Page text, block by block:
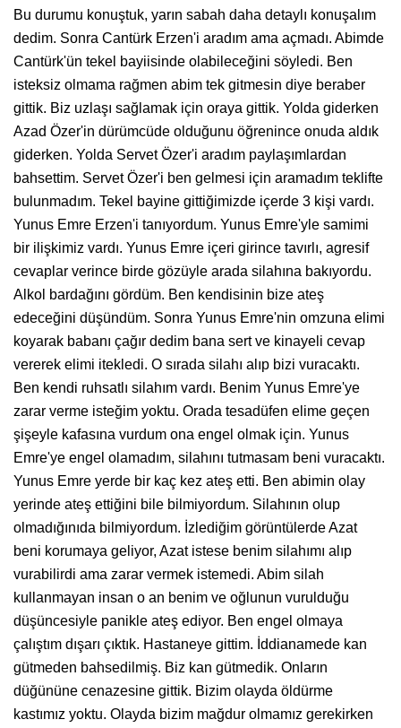
Bu durumu konuştuk, yarın sabah daha detaylı konuşalım
dedim. Sonra Cantürk Erzen'i aradım ama açmadı. Abimde
Cantürk'ün tekel bayiisinde olabileceğini söyledi. Ben
isteksiz olmama rağmen abim tek gitmesin diye beraber
gittik. Biz uzlaşı sağlamak için oraya gittik. Yolda giderken
Azad Özer'in dürümcüde olduğunu öğrenince onuda aldık
giderken. Yolda Servet Özer'i aradım paylaşımlardan
bahsettim. Servet Özer'i ben gelmesi için aramadım teklifte
bulunmadım. Tekel bayine gittiğimizde içerde 3 kişi vardı.
Yunus Emre Erzen'i tanıyordum. Yunus Emre'yle samimi
bir ilişkimiz vardı. Yunus Emre içeri girince tavırlı, agresif
cevaplar verince birde gözüyle arada silahına bakıyordu.
Alkol bardağını gördüm. Ben kendisinin bize ateş
edeceğini düşündüm. Sonra Yunus Emre'nin omzuna elimi
koyarak babanı çağır dedim bana sert ve kinayeli cevap
vererek elimi itekledi. O sırada silahı alıp bizi vuracaktı.
Ben kendi ruhsatlı silahım vardı. Benim Yunus Emre'ye
zarar verme isteğim yoktu. Orada tesadüfen elime geçen
şişeyle kafasına vurdum ona engel olmak için. Yunus
Emre'ye engel olamadım, silahını tutmasam beni vuracaktı.
Yunus Emre yerde bir kaç kez ateş etti. Ben abimin olay
yerinde ateş ettiğini bile bilmiyordum. Silahının olup
olmadığınıda bilmiyordum. İzlediğim görüntülerde Azat
beni korumaya geliyor, Azat istese benim silahımı alıp
vurabilirdi ama zarar vermek istemedi. Abim silah
kullanmayan insan o an benim ve oğlunun vurulduğu
düşüncesiyle panikle ateş ediyor. Ben engel olmaya
çalıştım dışarı çıktık. Hastaneye gittim. İddianamede kan
gütmeden bahsedilmiş. Biz kan gütmedik. Onların
düğününe cenazesine gittik. Bizim olayda öldürme
kastımız yoktu. Olayda bizim mağdur olmamız gerekirken